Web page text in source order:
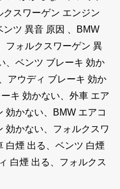
クスワーゲン エンジン
ツ 異音 原因 、BMW
フォルクスワーゲン 異
、ベンツ ブレーキ 効か
アウディ ブレーキ 効か
キ 効かない、外車 エア
効かない、BMW エアコ
効かない、フォルクスワ
白煙 出る、ベンツ 白煙
白煙 出る、フォルクス